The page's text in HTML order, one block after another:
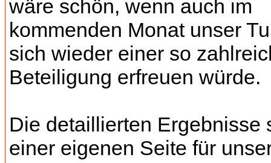
wäre schön, wenn auch im
kommenden Monat unser
sich wieder einer so
Beteiligung erfreuen würde.
Die detaillierten Ergebnisse
einer eigenen Seite für